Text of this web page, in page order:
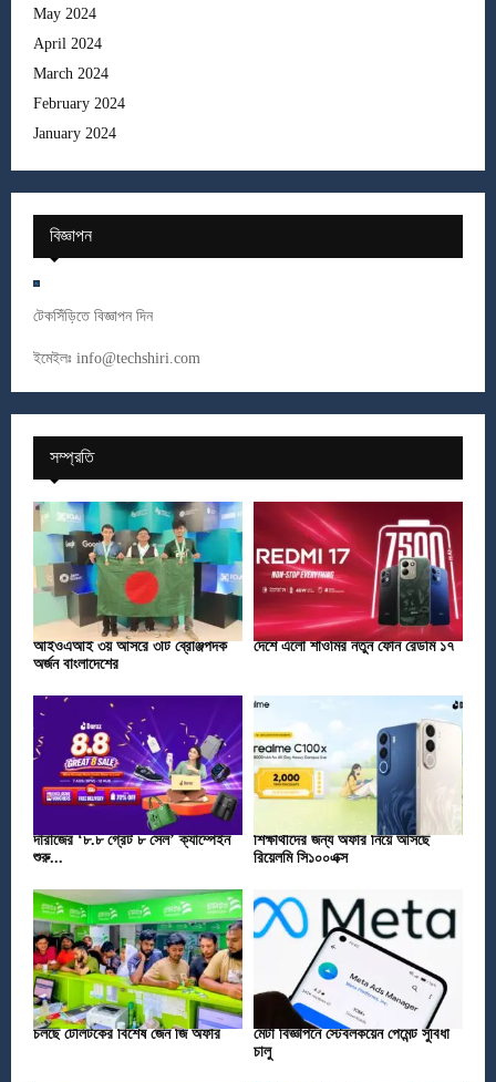
May 2024
April 2024
March 2024
February 2024
January 2024
বিজ্ঞাপন
টেকসিঁড়িতে বিজ্ঞাপন দিন
ইমেইলঃ info@techshiri.com
সম্প্রতি
আইওএআই ৩য় আসরে ৩টি ব্রোঞ্জপদক
অর্জন বাংলাদেশের
দেশে এলো শাওমির নতুন ফোন রেডমি ১৭
দারাজের ‘৮.৮ গ্রেট ৮ সেল’ ক্যাম্পেইন
শুরু...
শিক্ষার্থীদের জন্য অফার নিয়ে আসছে
রিয়েলমি সি১০০এক্স
চলছে টেলিটকের বিশেষ জেন জি অফার
মেটা বিজ্ঞাপনে স্টেবলকয়েন পেমেন্ট সুবিধা
চালু